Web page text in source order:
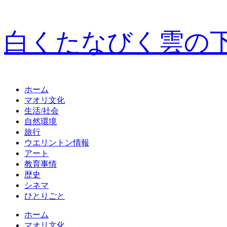
白くたなびく雲の
ホーム
マオリ文化
生活/社会
自然環境
旅行
ウエリントン情報
アート
教育事情
歴史
シネマ
ひとりごと
ホーム
マオリ文化